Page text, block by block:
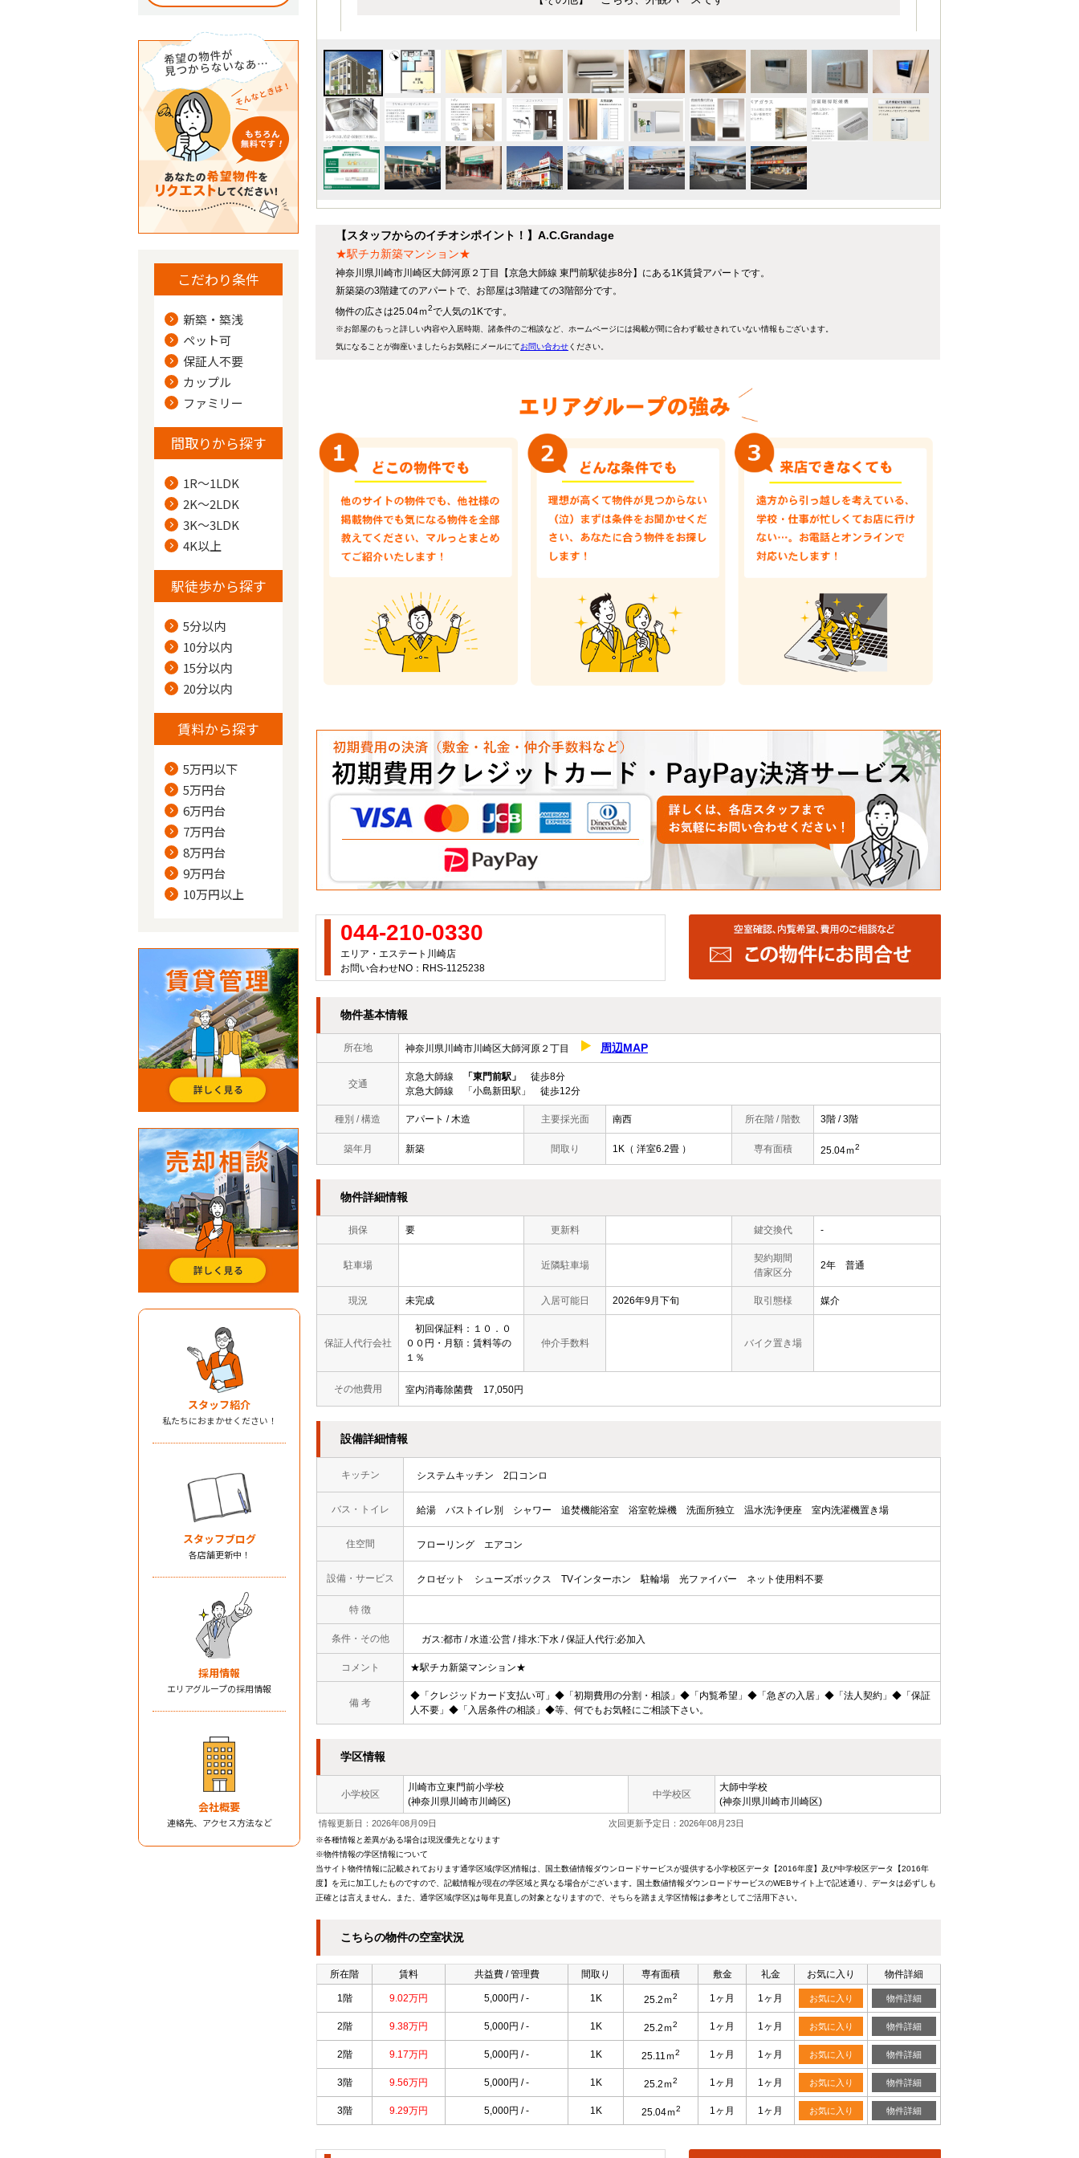
【スタッフからのイチオシポイント！】A.C.Grandage
★駅チカ新築マンション★
神奈川県川崎市川崎区大師河原２丁目【京急大師線 東門前駅徒歩8分】にある1K賃貸アパートです。
新築築の3階建てのアパートで、お部屋は3階建ての3階部分です。
物件の広さは25.04ｍ2で人気の1Kです。
※お部屋のもっと詳しい内容や入居時期、諸条件のご相談など、ホームページには掲載が間に合わず載せきれていない情報もございます。
気になることが御座いましたらお気軽にメールにてお問い合わせください。
044-210-0330
エリア・エステート川崎店
お問い合わせNO：RHS-1125238
物件基本情報
所在地 神奈川県川崎市川崎区大師河原２丁目 周辺MAP
交通
京急大師線 「東門前駅」
徒歩8分
京急大師線 「小島新田駅」 徒歩12分
種別 / 構造 アパート / 木造 主要採光面 南西 所在階 / 階数 3階 / 3階
築年月 新築 間取り 1K（ 洋室6.2畳 ） 専有面積 25.04ｍ2
物件詳細情報
損保 要 更新料 鍵交換代 -
駐車場 近隣駐車場
契約期間
借家区分
2年 普通
現況 未完成 入居可能日 2026年9月下旬 取引態様 媒介
保証人代行会社
初回保証料：１０．０
００円・月額：賃料等の
１％
仲介手数料 バイク置き場
その他費用 室内消毒除菌費 17,050円
設備詳細情報
キッチン システムキッチン 2口コンロ
バス・トイレ 給湯 バストイレ別 シャワー 追焚機能浴室 浴室乾燥機 洗面所独立 温水洗浄便座 室内洗濯機置き場
住空間 フローリング エアコン
設備・サービス クロゼット シューズボックス TVインターホン 駐輪場 光ファイバー ネット使用料不要
特 徴
条件・その他 ガス:都市 / 水道:公営 / 排水:下水 / 保証人代行:必加入
コメント ★駅チカ新築マンション★
備 考
◆「クレジッドカード支払い可」◆「初期費用の分割・相談」◆「内覧希望」◆「急ぎの入居」◆「法人契約」◆「保証
人不要」◆「入居条件の相談」◆等、何でもお気軽にご相談下さい。
学区情報
小学校区
川崎市立東門前小学校
(神奈川県川崎市川崎区)
中学校区
大師中学校
(神奈川県川崎市川崎区)
情報更新日：2026年08月09日 次回更新予定日：2026年08月23日
※各種情報と差異がある場合は現況優先となります
※物件情報の学区情報について
当サイト物件情報に記載されております通学区域(学区)情報は、国土数値情報ダウンロードサービスが提供する小学校区データ【2016年度】及び中学校区データ【2016年
度】を元に加工したものですので、記載情報が現在の学区域と異なる場合がございます。国土数値情報ダウンロードサービスのWEBサイト上で記述通り、データは必ずしも
正確とは言えません。また、通学区域(学区)は毎年見直しの対象となりますので、そちらを踏まえ学区情報は参考としてご活用下さい。
こちらの物件の空室状況
所在階 賃料 共益費 / 管理費 間取り 専有面積 敷金 礼金 お気に入り 物件詳細
1階 9.02万円 5,000円 / - 1K 25.2ｍ2 1ヶ月 1ヶ月 お気に入り 物件詳細
2階 9.38万円 5,000円 / - 1K 25.2ｍ2 1ヶ月 1ヶ月 お気に入り 物件詳細
2階 9.17万円 5,000円 / - 1K 25.11ｍ2 1ヶ月 1ヶ月 お気に入り 物件詳細
3階 9.56万円 5,000円 / - 1K 25.2ｍ2 1ヶ月 1ヶ月 お気に入り 物件詳細
3階 9.29万円 5,000円 / - 1K 25.04ｍ2 1ヶ月 1ヶ月 お気に入り 物件詳細
こだわり条件
新築・築浅
ペット可
保証人不要
カップル
ファミリー
間取りから探す
1R～1LDK
2K～2LDK
3K～3LDK
4K以上
駅徒歩から探す
5分以内
10分以内
15分以内
20分以内
賃料から探す
5万円以下
5万円台
6万円台
7万円台
8万円台
9万円台
10万円以上
スタッフ紹介
私たちにおまかせください！
スタッフブログ
各店舗更新中！
採用情報
エリアグループの採用情報
会社概要
連絡先、アクセス方法など